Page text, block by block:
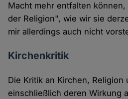
Macht mehr entfalten
der Religion", wie wir sie
mir allerdings auch nicht
Kirchenkritik
Die Kritik an Kirchen, Religion
einschließlich deren Wirkung